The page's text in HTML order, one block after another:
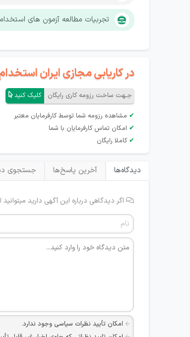
تجربیات مطالعه آزمون های
در کاریابی مجازی ایران
جـهت ساخت رزومه کاری رایگان کلیک کنید
✔ مشاهده رزومه شما توسط کارفرمایان معتبر
✔ امکان تماس کارفرمایان با شما
✔ کاملا رایگان
دیدگاه‌ها آخرین پاسخ‌ها جستجوی
اگر دیدگاهی درباره این آگهی دارید
امکان تأیید نظرات سیاسی وجود ندارد.